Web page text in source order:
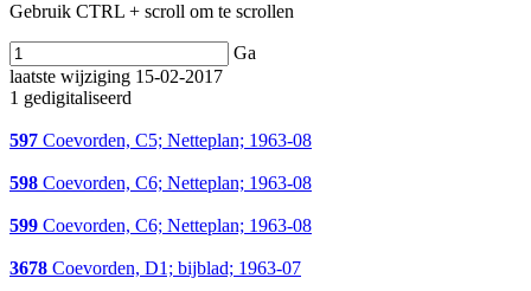
Gebruik CTRL + scroll om te scrollen
Ga
laatste wijziging 15-02-2017
1 gedigitaliseerd
597 Coevorden, C5; Netteplan; 1963-08
598 Coevorden, C6; Netteplan; 1963-08
599 Coevorden, C6; Netteplan; 1963-08
3678 Coevorden, D1; bijblad; 1963-07